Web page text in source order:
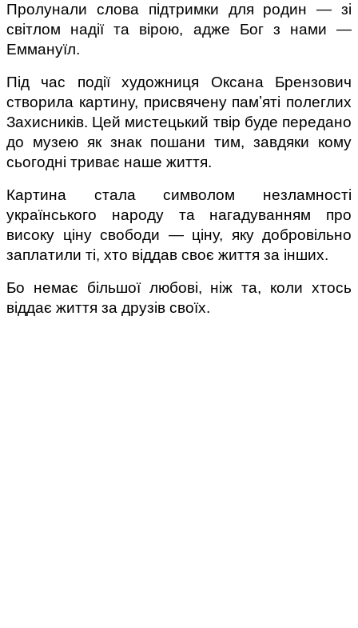
Пролунали слова підтримки для родин — зі
світлом надії та вірою, адже Бог з нами —
Еммануїл.
Під час події художниця Оксана Брензович
створила картину, присвячену памʼяті полеглих
Захисників. Цей мистецький твір буде передано
до музею як знак пошани тим, завдяки кому
сьогодні триває наше життя.
Картина стала символом незламності
українського народу та нагадуванням про
високу ціну свободи — ціну, яку добровільно
заплатили ті, хто віддав своє життя за інших.
Бо немає більшої любові, ніж та, коли хтось
віддає життя за друзів своїх.